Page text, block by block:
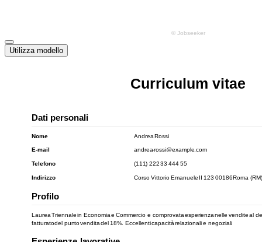
Utilizza modello